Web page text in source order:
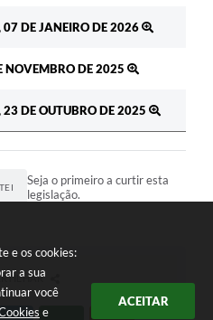
e os cookies:
a sua
você
e
ACEITAR
DE JANEIRO DE 2026
NOVEMBRO DE 2025
DE OUTUBRO DE 2025
Seja o primeiro a curtir esta
legislação.